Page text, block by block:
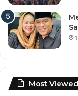
Most Viewed